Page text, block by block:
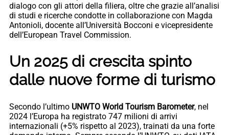
dialogo con gli attori della filiera, oltre che grazie all’analisi
di studi e ricerche condotte in collaborazione con Magda
Antonioli, docente all’Università Bocconi e vicepresidente
dell’European Travel Commission.
Un 2025 di crescita spinto
dalle nuove forme di turismo
Secondo l’ultimo UNWTO World Tourism Barometer, nel
2024 l’Europa ha registrato 747 milioni di arrivi
internazionali (+5% rispetto al 2023), trainati da una forte